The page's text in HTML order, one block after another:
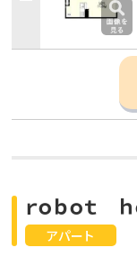
アパート
ｒｏｂｏｔ